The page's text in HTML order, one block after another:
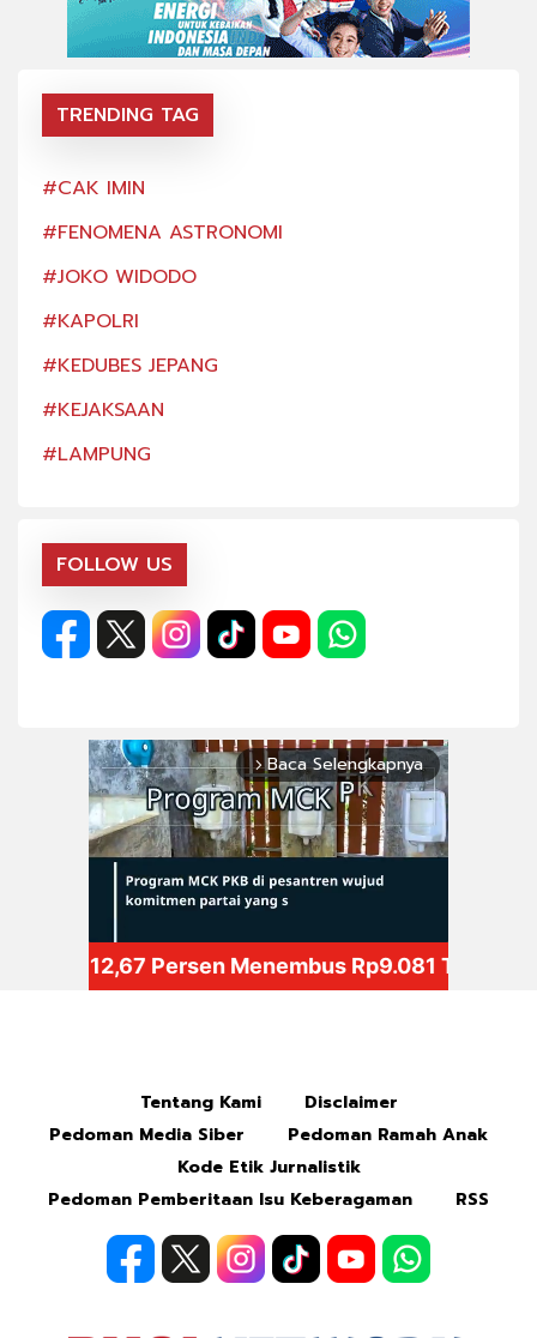
TRENDING TAG
#CAK IMIN
#FENOMENA ASTRONOMI
#JOKO WIDODO
#KAPOLRI
#KEDUBES JEPANG
#KEJAKSAAN
#LAMPUNG
FOLLOW US
arrow_forward_ios Baca Selengkapnya
Tentang Kami
Disclaimer
Pedoman Media Siber
Pedoman Ramah Anak
Kode Etik Jurnalistik
Pedoman Pemberitaan Isu Keberagaman
RSS